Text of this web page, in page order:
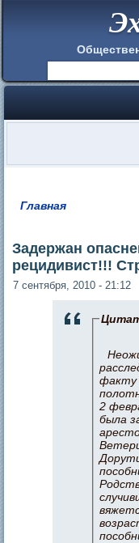
Главная
Задержан
рецидивист!!!
7 сентября, 2010 - 21:12
факту
2
была